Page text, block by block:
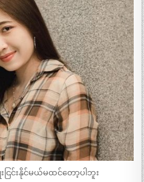
င်းနိုင်မယ်မထင်တော့ပါဘူး